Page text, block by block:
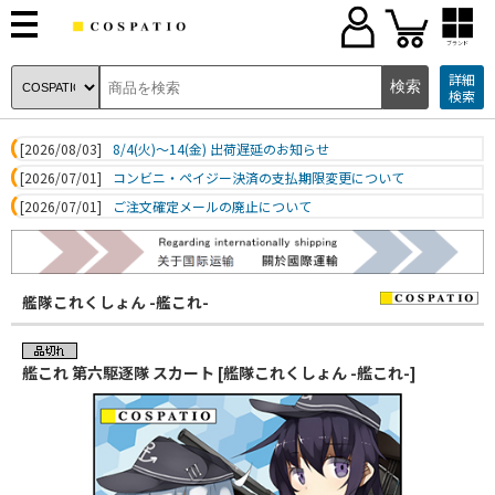
ブランド
詳細
検索
[2026/08/03]
8/4(火)～14(金) 出荷遅延のお知らせ
[2026/07/01]
コンビニ・ペイジー決済の支払期限変更について
[2026/07/01]
ご注文確定メールの廃止について
艦隊これくしょん -艦これ-
艦これ 第六駆逐隊 スカート [艦隊これくしょん -艦これ-]